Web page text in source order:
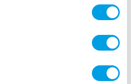
EU. Deze AVG vervangt